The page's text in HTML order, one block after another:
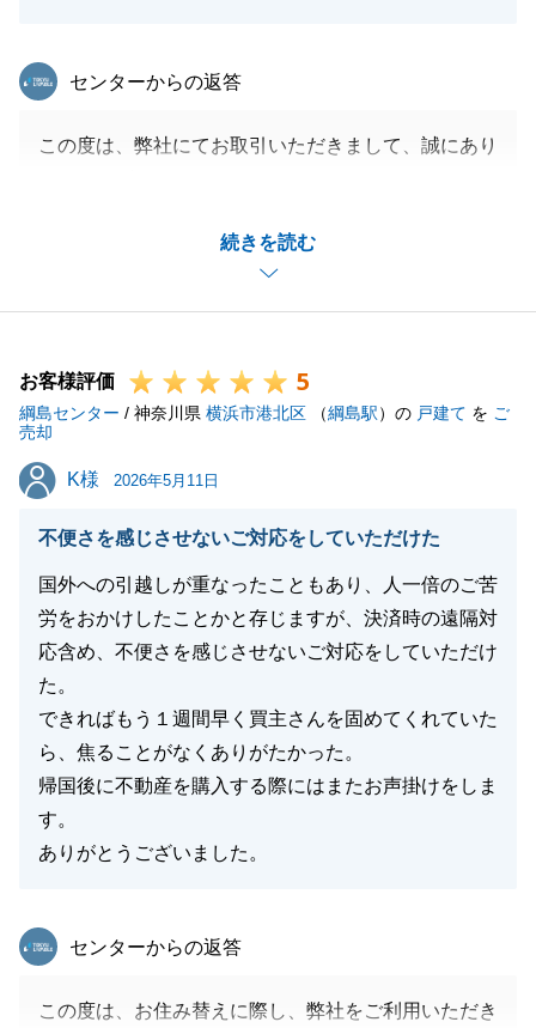
続きを読む
東急リバブル
センターからの返答
この度は、弊社にてお取引いただきまして、誠にあり
Y様の初めての不動産のご購入をお手伝いでき、また
「不安なく進められた」「頼もしかった」と言ってい
ん。
まさか私がよく足を運んでいた球場が共通の思い出の
場所だったとは夢にも思わず、お話を伺った時は私も
その共通点があったからこそ、私も緊張がほぐれ、Y
様と本音でお話しさせていただけたのだと、深く感謝
しております。
新しいお住まいでの生活がいよいよ始まりますね。
お引越しされてからも、何かお困りのことや気になる
ことがございましたら、いつでもお気軽にご連絡下さ
い。
Y様のこれからの暮らしが、笑顔にあふれた素晴らし
いものとなりますよう、心よりお祈り申し上げます。
今後とも、どうぞ末永いお付き合いをよろしくお願い
お客様評価 5
綱島センター / 神奈川県 横浜市港北区 （綱島駅）の 戸建て を ご
売却
K様
K様 2026年5月11日
不便さを感じさせないご対応をしていただけた
国外への引越しが重なったこともあり、人一倍のご苦
労をおかけしたことかと存じますが、決済時の遠隔対
応含め、不便さを感じさせないご対応をしていただけ
た。
できればもう１週間早く買主さんを固めてくれていた
ら、焦ることがなくありがたかった。
帰国後に不動産を購入する際にはまたお声掛けをしま
す。
ありがとうございました。
東急リバブル
センターからの返答
この度は、お住み替えに際し、弊社をご利用いただき